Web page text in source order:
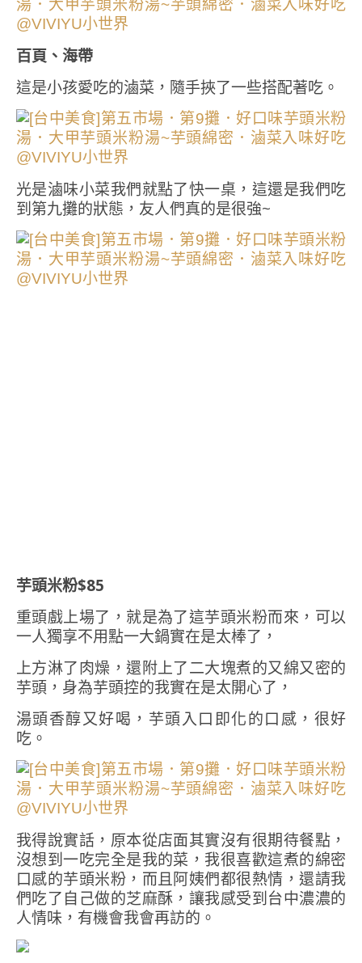
百頁、海帶
這是小孩愛吃的滷菜，隨手挾了一些搭配著吃。
光是滷味小菜我們就點了快一桌，這還是我們吃
到第九攤的狀態，友人們真的是很強~
芋頭米粉$85
重頭戲上場了，就是為了這芋頭米粉而來，可以
一人獨享不用點一大鍋實在是太棒了，
上方淋了肉燥，還附上了二大塊煮的又綿又密的
芋頭，身為芋頭控的我實在是太開心了，
湯頭香醇又好喝，芋頭入口即化的口感，很好
吃。
我得說實話，原本從店面其實沒有很期待餐點，
沒想到一吃完全是我的菜，我很喜歡這煮的綿密
口感的芋頭米粉，而且阿姨們都很熱情，還請我
們吃了自己做的芝麻酥，讓我感受到台中濃濃的
人情味，有機會我會再訪的。